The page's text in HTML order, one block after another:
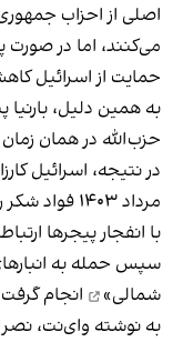
اصلی از احزاب
می‌کنند، اما در
حمایت از اسرائیل
به همین دلیل، بارنیا
حزب‌الله در همان
مرداد ۱۴۰۳ فواد شکر را
با انفجار پیجرها
سپس حمله به
شمالی»
انجام
به نوشته وای‌نت،